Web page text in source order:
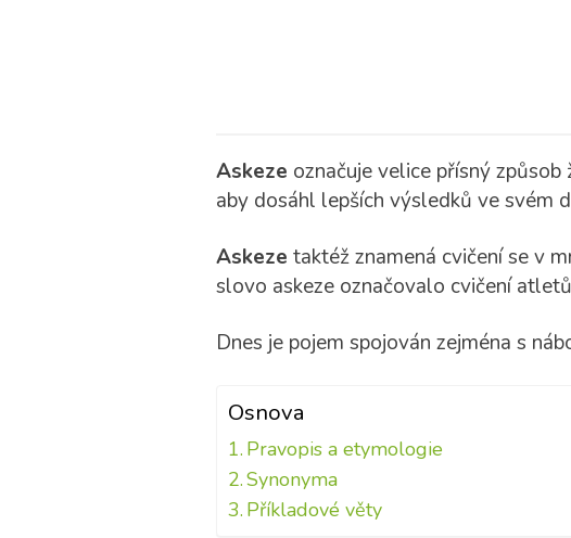
Askeze označuje velice přísný
aby dosáhl lepších výsledků ve svém
Askeze taktéž znamená cvičení se v
slovo askeze označovalo cvičení
Dnes je pojem spojován zejména s
Osnova
Pravopis a etymologie
Synonyma
Příkladové věty